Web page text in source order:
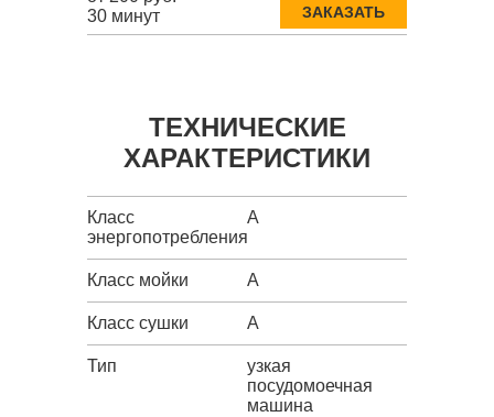
30 минут
ЗАКАЗАТЬ
ТЕХНИЧЕСКИЕ
ХАРАКТЕРИСТИКИ
Класс
энергопотребления
A
Класс мойки A
Класс сушки A
Тип
узкая
посудомоечная
машина